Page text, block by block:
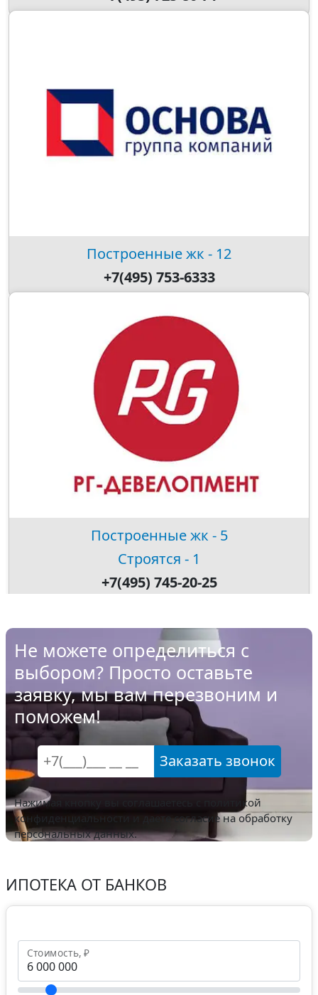
Построенные жк - 12
+7(495) 753-6333
Построенные жк - 5
Строятся - 1
+7(495) 745-20-25
Не можете определиться с
выбором? Просто оставьте
заявку, мы вам перезвоним и
поможем!
Заказать звонок
Нажимая кнопку вы соглашаетесь с
политикой
конфиденциальности и даете согласие на обработку
персональных данных.
ИПОТЕКА ОТ БАНКОВ
Стоимость, ₽